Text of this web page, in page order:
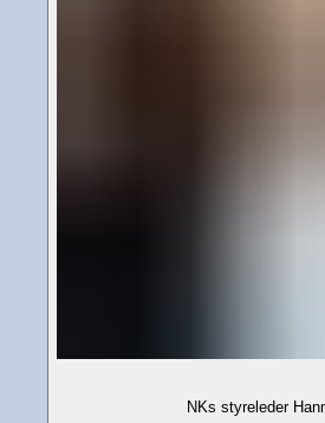
NKs styreleder